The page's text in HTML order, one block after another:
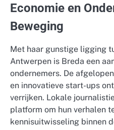
Economie en
Beweging
Met haar gunstige ligging
Antwerpen is Breda een
ondernemers. De
en innovatieve start-ups
verrijken. Lokale
platform om hun verhalen
kennisuitwisseling binnen